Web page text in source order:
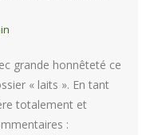
grande honnêteté ce
« laits ». En tant
totalement et
: